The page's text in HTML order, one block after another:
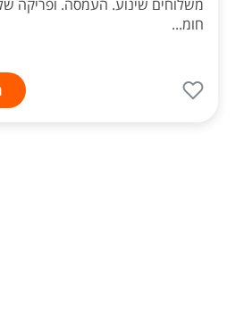
משלוחים שינוע. העמסה. ופריקה
חומ...